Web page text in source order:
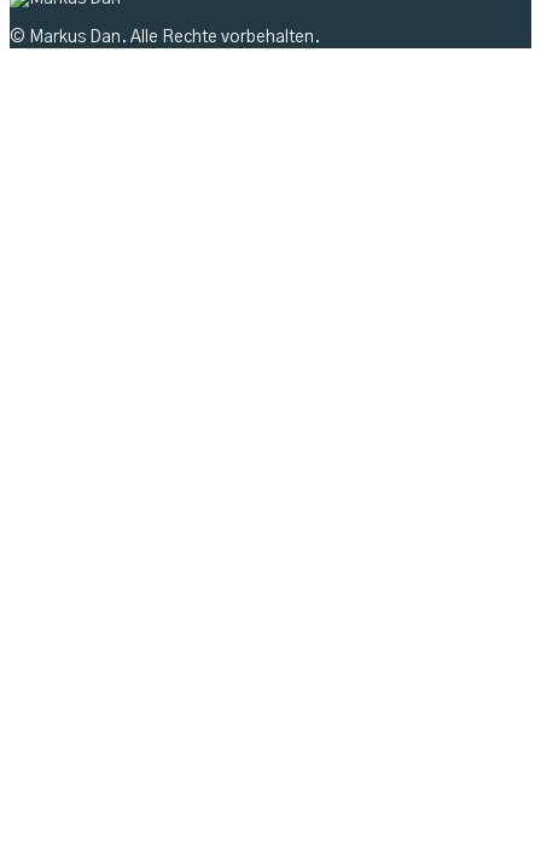
© Markus Dan. Alle Rechte vorbehalten.